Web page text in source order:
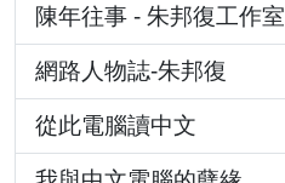
陳年往事 - 朱邦復工作室
網路人物誌-朱邦復
從此電腦讀中文